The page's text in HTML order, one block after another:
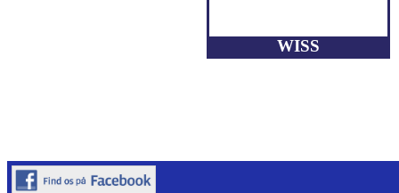
WISS